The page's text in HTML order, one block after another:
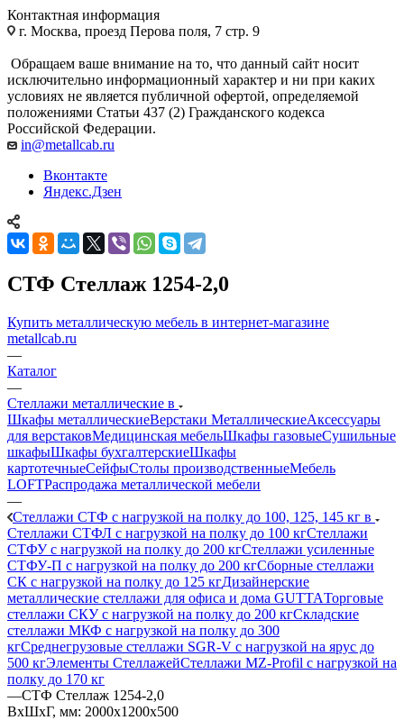
Контактная информация
г. Москва, проезд Перова поля, 7 стр. 9
Обращаем ваше внимание на то, что данный сайт носит
исключительно информационный характер и ни при каких
условиях не является публичной офертой, определяемой
положениями Статьи 437 (2) Гражданского кодекса
Российской Федерации.
in@metallcab.ru
Вконтакте
Яндекс.Дзен
СТФ Стеллаж 1254-2,0
Купить металлическую мебель в интернет-магазине
metallcab.ru
—
Каталог
—
Стеллажи металлические в
Шкафы металлическиеВерстаки МеталлическиеАксессуары
для верстаковМедицинская мебельШкафы газовыеСушильные
шкафыШкафы бухгалтерскиеШкафы
картотечныеСейфыСтолы производственныеМебель
LOFTРаспродажа металлической мебели
—
Стеллажи СТФ с нагрузкой на полку до 100, 125, 145 кг в
Стеллажи СТФЛ с нагрузкой на полку до 100 кгСтеллажи
СТФУ с нагрузкой на полку до 200 кгСтеллажи усиленные
СТФУ-П с нагрузкой на полку до 200 кгСборные стеллажи
СК с нагрузкой на полку до 125 кгДизайнерские
металлические стеллажи для офиса и дома GUTTAТорговые
стеллажи СКУ с нагрузкой на полку до 200 кгСкладские
стеллажи МКФ с нагрузкой на полку до 300
кгСреднегрузовые стеллажи SGR-V с нагрузкой на ярус до
500 кгЭлементы СтеллажейСтеллажи MZ-Profil с нагрузкой на
полку до 170 кг
—СТФ Стеллаж 1254-2,0
ВхШхГ, мм: 2000x1200x500